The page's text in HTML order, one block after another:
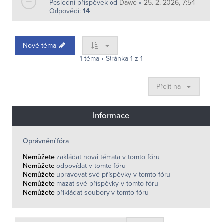
Poslední příspěvek od Dawe « 25. 2. 2026, 7:54
Odpovědi: 14
Nové téma
1 téma • Stránka 1 z 1
Přejít na
Informace
Oprávnění fóra
Nemůžete zakládat nová témata v tomto fóru
Nemůžete odpovídat v tomto fóru
Nemůžete upravovat své příspěvky v tomto fóru
Nemůžete mazat své příspěvky v tomto fóru
Nemůžete přikládat soubory v tomto fóru